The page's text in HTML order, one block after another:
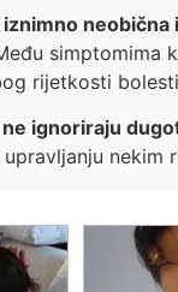
simptomima
rijetkosti
ne ignoriraju